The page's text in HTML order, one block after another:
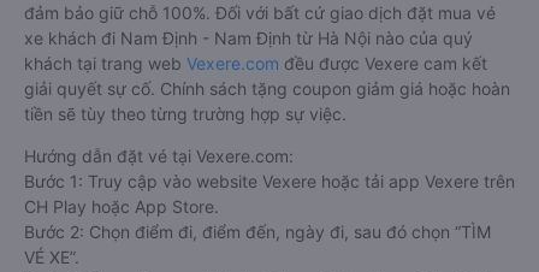
đảm bảo giữ chỗ 100%. Đối với bất cứ giao dịch đặt mua vé
xe khách đi Nam Định - Nam Định từ Hà Nội nào của quý
khách tại trang web Vexere.com đều được Vexere cam kết
giải quyết sự cố. Chính sách tặng coupon giảm giá hoặc hoàn
tiền sẽ tùy theo từng trường hợp sự việc.
Hướng dẫn đặt vé tại Vexere.com:
Bước 1: Truy cập vào website Vexere hoặc tải app Vexere trên
CH Play hoặc App Store.
Bước 2: Chọn điểm đi, điểm đến, ngày đi, sau đó chọn “TÌM
VÉ XE”.